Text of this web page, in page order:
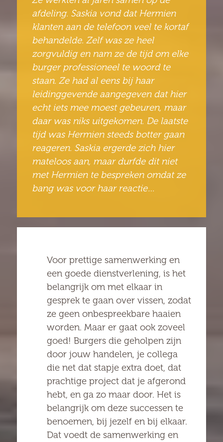
afdeling. Saskia vond dat Hermien
klanten aan de telefoon veel te kortaf
behandelde. Zelf was ze heel
zorgvuldig en nam ze de tijd om elke
burger professioneel te woord te
staan. Ze had al eens bij haar
leidinggevende aangegeven dat hier
echt iets mee moest gebeuren, maar
daar was niks uitgekomen. De laatste
tijd was Hermien steeds botter gaan
reageren. Saskia ergerde zich hier
mateloos aan, maar durfde dit niet
met Hermien te bespreken omdat ze
bang was voor haar reactie…
Voor prettige samenwerking en
een goede dienstverlening, is het
belangrijk om met elkaar in
gesprek te gaan over vissen, zodat
ze geen onbespreekbare haaien
worden. Maar er gaat ook zoveel
goed! Burgers die geholpen zijn
door jouw handelen, je collega
die net dat stapje extra doet, dat
prachtige project dat je afgerond
hebt, en ga zo maar door. Het is
belangrijk om deze successen te
benoemen, bij jezelf en bij elkaar.
Dat voedt de samenwerking en